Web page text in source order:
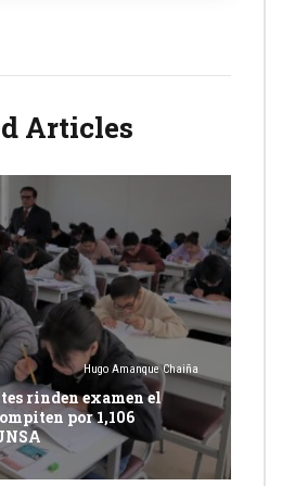
Articles
Hugo Amanque Chaiña
rinden examen el
por 1,106